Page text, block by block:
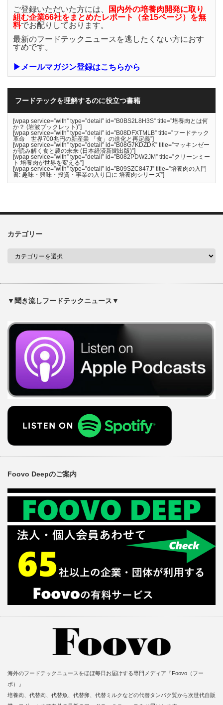
ご登録いただいた方には、
国内外の培養肉開発に取り
組む企業66社をまとめたレポート（全15ページ）を無
料でお配りしております。
最新のフードテックニュースを逃したくない方におす
すめです。
▶メールマガジン登録はこちらから
フードテックを理解するのに役立つ書籍
[wpap service=”with” type=”detail” id=”B0BS2L8H3S” title=”培養肉とは何
か？ (岩波ブックレット)”]
[wpap service=”with” type=”detail” id=”B08DFXTMLB” title=”フードテック
革命 世界700兆円の新産業 「食」の進化と再定義”]
[wpap service=”with” type=”detail” id=”B08G7KDZDK” title=”マッキンゼー
が読み解く食と農の未来 (日本経済新聞出版)”]
[wpap service=”with” type=”detail” id=”B082PDW2JM” title=”クリーンミー
ト 培養肉が世界を変える”]
[wpap service=”with” type=”detail” id=”B09SZC847J” title=”培養肉の入門
書: 趣味・興味・投資・事業の入り口に 培養肉シリーズ”]
カテゴリー
▼聞き流しフードテックニュース▼
Foovo Deepのご案内
海外のフードテックニュースをほぼ毎日お届けする専門メディア『Foovo（フー
ボ）』
培養肉、代替肉、代替魚、代替卵、代替ミルクなどの代替タンパク質から次世代自販